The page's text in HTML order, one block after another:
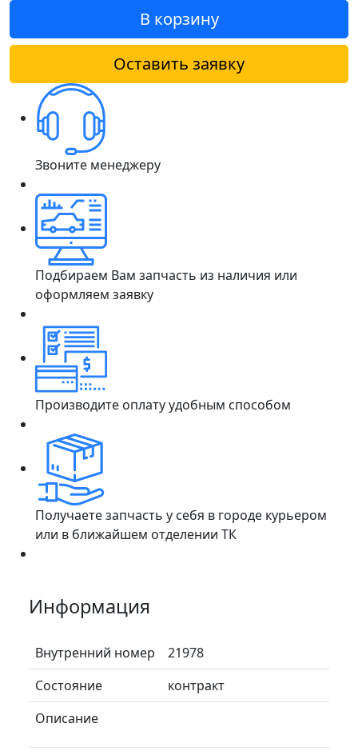
В корзину
Оставить заявку
Звоните менеджеру
Подбираем Вам запчасть из наличия или
оформляем заявку
Производите оплату удобным способом
Получаете запчасть у себя в городе курьером
или в ближайшем отделении ТК
Информация
Внутренний номер
21978
Состояние
контракт
Описание